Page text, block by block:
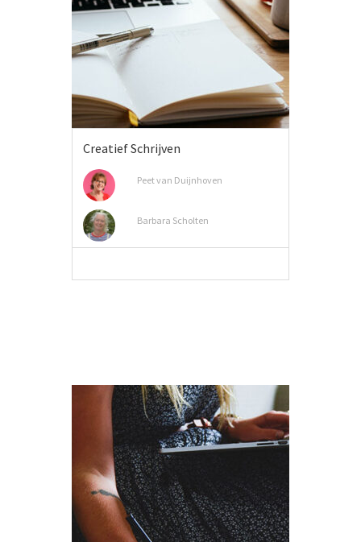
Creatief Schrijven
Peet van Duijnhoven
Barbara Scholten